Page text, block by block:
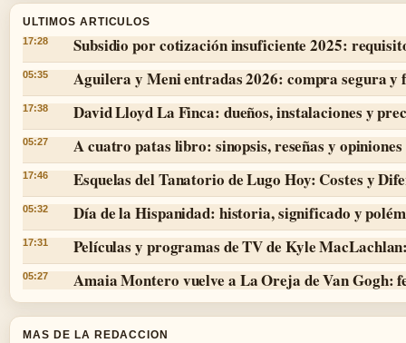
ULTIMOS ARTICULOS
17:28 Subsidio por cotización insuficiente 2025:
05:35 Aguilera y Meni entradas 2026: compra segura y
17:38 David Lloyd La Finca: dueños, instalaciones y
05:27 A cuatro patas libro: sinopsis, reseñas y opiniones
17:46 Esquelas del Tanatorio de Lugo Hoy: Costes y
05:32 Día de la Hispanidad: historia, significado y
17:31 Películas y programas de TV de Kyle
05:27 Amaia Montero vuelve a La Oreja de Van Gogh:
MAS DE LA REDACCION